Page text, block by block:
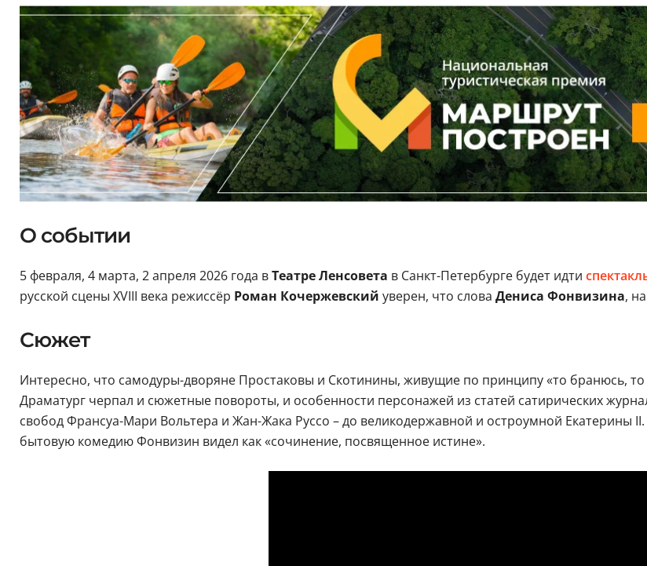
О событии
5 февраля, 4 марта, 2 апреля 2026 года вТеатре Ленсовета в Санкт-Петербурге будет идти
русской сцены ХVIII века режиссёр Роман Кочержевский уверен, что слова Дениса Фонвизина,
Сюжет
Интересно, что самодуры-дворяне Простаковы и Скотинины, живущие по принципу «то бранюсь,
Драматург черпал и сюжетные повороты, и особенности персонажей из статей сатирических
свобод Франсуа-Мари Вольтера и Жан-Жака Руссо – до великодержавной и остроумной Екатерины
бытовую комедию Фонвизин видел как «сочинение, посвященное истине».